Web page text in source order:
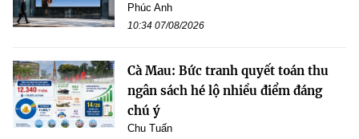
Phúc Anh
10:34 07/08/2026
Cà Mau: Bức tranh quyết toán thu
ngân sách hé lộ nhiều điểm đáng
chú ý
Chu Tuấn